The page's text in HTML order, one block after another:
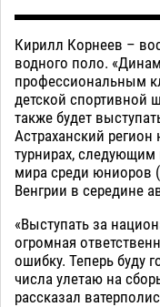
Кирилл Корнеев –
водного поло.
профессиональным
детской спортивной
также будет
Астраханский
турнирах, следующим
мира среди юниоров
Венгрии в середине
«Выступать за
огромная
ошибку. Теперь буду
числа улетаю на
рассказал